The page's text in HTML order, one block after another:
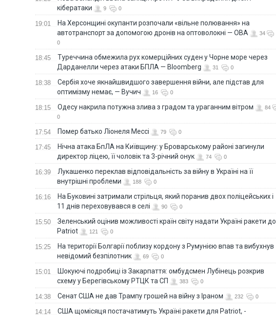
кібератаки
9 0
19:01
На Херсонщині окупанти розпочали «вільне полювання» на
автотранспорт за допомогою дронів на оптоволокні — ОВА
34
0
18:45
Туреччина обмежила рух комерційних суден у Чорне море через
Дарданелли через атаки БПЛА — Bloomberg
31 0
18:38
Сербія хоче якнайшвидшого завершення війни, але підстав для
оптимізму немає, — Вучич
16 0
18:15 Одесу накрила потужна злива з градом та ураганним вітром
84
0
17:54 Помер батько Ліонеля Мессі 79 0
17:45
Нічна атака БпЛА на Київщину: у Броварському районі загинули
директор ліцею, її чоловік та 3-річний онук
74 0
16:39
Лукашенко переклав відповідальність за війну в Україні на її
внутрішні проблеми
188 0
16:16
На Буковині затримали стрільця, який поранив двох поліцейських і
11 днів переховувався в селі
90 0
15:50
Зеленський оцінив можливості країн світу надати Україні ракети до
Patriot
121 0
15:25
На території Болгарії поблизу кордону з Румунією впав та вибухнув
невідомий безпілотник
69 0
15:01
Шокуючі подробиці із Закарпаття: омбудсмен Лубінець розкрив
схему у Берегівському РТЦК та СП
383 0
14:38 Сенат США не дав Трампу грошей на війну з Іраном 232 0
14:14 США щомісяця постачатимуть Україні ракети для Patriot, -